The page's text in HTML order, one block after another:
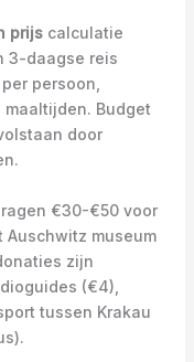
prijscalculatie
3-daagse reis
persoon,
Budget
door
€30-€50 voor
museum
zijn
(€4),
tussen Krakau